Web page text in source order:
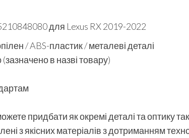
для Lexus RX 2019-2022
/ ABS-пластик / металеві деталі
в назві товару)
придбати як окремі деталі та оптику так
з якісних матеріалів з дотриманням